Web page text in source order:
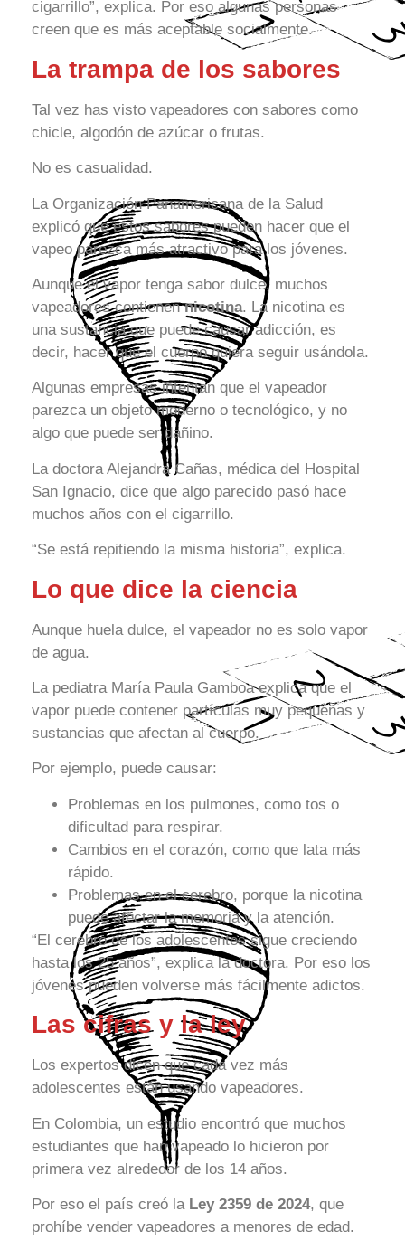
cigarrillo”, explica. Por eso algunas personas
creen que es más aceptable socialmente.
La trampa de los sabores
Tal vez has visto vapeadores con sabores como
chicle, algodón de azúcar o frutas.
No es casualidad.
La Organización Panamericana de la Salud
explicó que estos sabores pueden hacer que el
vapeo parezca más atractivo para los jóvenes.
Aunque el vapor tenga sabor dulce, muchos
vapeadores contienennicotina. La nicotina es
una sustancia que puede causar adicción, es
decir, hacer que el cuerpo quiera seguir usándola.
Algunas empresas intentan que el vapeador
parezca un objeto moderno o tecnológico, y no
algo que puede ser dañino.
La doctora Alejandra Cañas, médica del Hospital
San Ignacio, dice que algo parecido pasó hace
muchos años con el cigarrillo.
“Se está repitiendo la misma historia”, explica.
Lo que dice la ciencia
Aunque huela dulce, el vapeador no es solo vapor
de agua.
La pediatra María Paula Gamboa explica que el
vapor puede contener partículas muy pequeñas y
sustancias que afectan al cuerpo.
Por ejemplo, puede causar:
Problemas en los pulmones, como tos o
dificultad para respirar.
Cambios en el corazón, como que lata más
rápido.
Problemas en el cerebro, porque la nicotina
puede afectar la memoria y la atención.
“El cerebro de los adolescentes sigue creciendo
hasta los 25 años”, explica la doctora. Por eso los
jóvenes pueden volverse más fácilmente adictos.
Las cifras y la ley
Los expertos dicen que cada vez más
adolescentes están usando vapeadores.
En Colombia, un estudio encontró que muchos
estudiantes que han vapeado lo hicieron por
primera vez alrededor de los 14 años.
Por eso el país creó la Ley 2359 de 2024, que
prohíbe vender vapeadores a menores de edad.